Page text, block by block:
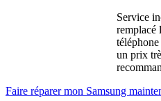
Service
remplacé
un prix
Faire réparer mon Samsung